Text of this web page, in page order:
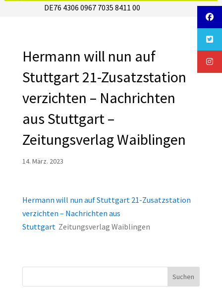
DE76 4306 0967 7035 8411 00
Hermann will nun auf
Stuttgart 21-Zusatzstation
verzichten – Nachrichten
aus Stuttgart –
Zeitungsverlag Waiblingen
14. März. 2023
Hermann will nun auf Stuttgart 21-Zusatzstation
verzichten – Nachrichten aus
Stuttgart Zeitungsverlag Waiblingen
Suchen